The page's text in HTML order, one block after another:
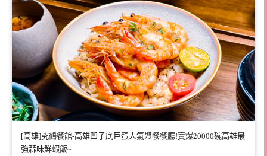
[高雄]究鶴餐館-高雄凹子底巨蛋人氣聚餐餐廳!賣爆20000碗高雄最
強蒜味鮮蝦飯~